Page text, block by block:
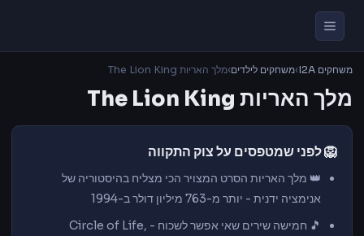
משחקים I2A ›משחקים לילדים›מלך האריות The Lion King
מלך האריות The Lion King
🦁 לפני שמטפסים על צוק התקווה
👑 מלך האריות הסרט המצויר הכי מצליח בהיסטוריה של
אנימציה ידנית - יותר מ-763 מיליון דולר ב-1994
🎵 חמישה שירים שאי אפשר לשכוח - Circle of Life,